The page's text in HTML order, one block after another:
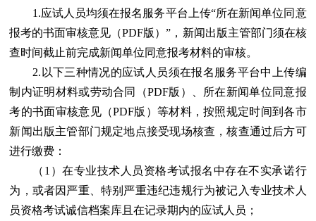
1.应试人员均须在报名服务平台上传“所在新闻单位同意
报考的书面审核意见（PDF版）”，新闻出版主管部门须在核
查时间截止前完成新闻单位同意报考材料的审核。
2.以下三种情况的应试人员须在报名服务平台中上传编
制内证明材料或劳动合同（PDF版）、所在新闻单位同意报
考的书面审核意见（PDF版）等材料，按照规定时间到各市
新闻出版主管部门规定地点接受现场核查，核查通过后方可
进行缴费：
（1）在专业技术人员资格考试报名中存在不实承诺行
为，或者因严重、特别严重违纪违规行为被记入专业技术人
员资格考试诚信档案库且在记录期内的应试人员；